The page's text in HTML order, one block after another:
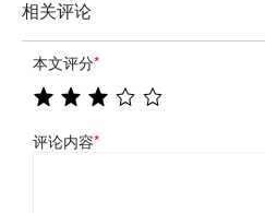
相关评论
本文评分*
评论内容*